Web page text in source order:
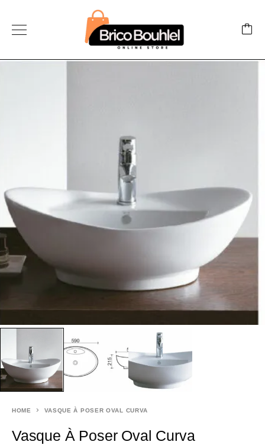
HOME VASQUE À POSER OVAL CURVA
Vasque À Poser Oval Curva